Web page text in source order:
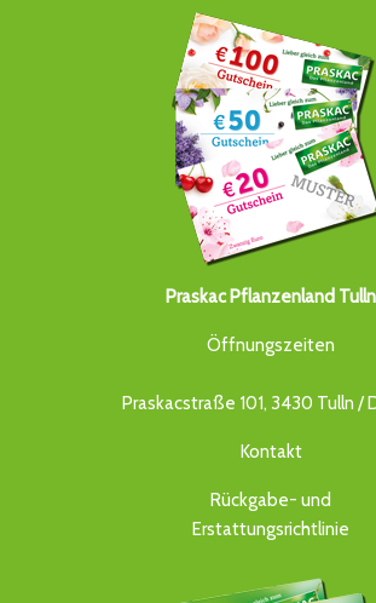
Praskac Pflanzenland Tulln
Öffnungszeiten
Praskacstraße 101, 3430 Tulln /
Kontakt
Rückgabe- und
Erstattungsrichtlinie